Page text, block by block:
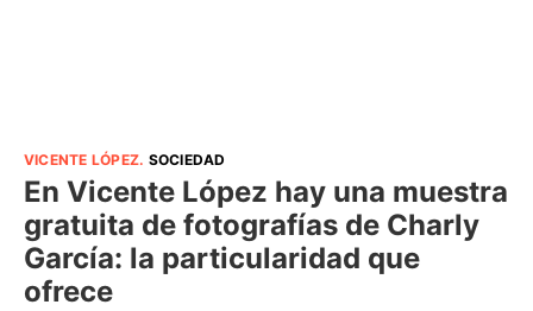
VICENTE LÓPEZ. SOCIEDAD
En Vicente López hay una muestra
gratuita de fotografías de Charly
García: la particularidad que
ofrece